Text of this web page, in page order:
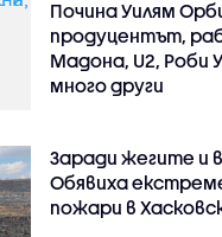
Почина Уилям
продуцентът,
Мадона, U2, Роби
много други
Заради жегите и
Обявиха
пожари в